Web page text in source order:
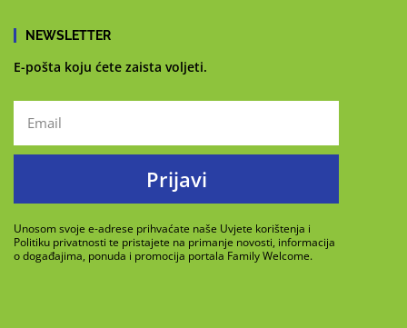
NEWSLETTER
E-pošta koju ćete zaista voljeti.
Prijavi
Unosom svoje e-adrese prihvaćate naše Uvjete korištenja i
Politiku privatnosti te pristajete na primanje novosti, informacija
o događajima, ponuda i promocija portala Family Welcome.